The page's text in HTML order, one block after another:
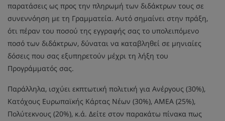
παρατάσεις ως προς την πληρωμή των διδάκτρων τους σε
συνεννόηση με τη Γραμματεία. Αυτό σημαίνει στην πράξη,
ότι πέραν του ποσού της εγγραφής σας το υπολειπόμενο
ποσό των διδάκτρων, δύναται να καταβληθεί σε μηνιαίες
δόσεις που σας εξυπηρετούν μέχρι τη λήξη του
Προγράμματός σας.
Παράλληλα, ισχύει εκπτωτική πολιτική για Ανέργους (30%),
Κατόχους Ευρωπαϊκής Κάρτας Νέων (30%), ΑΜΕΑ (25%),
Πολύτεκνους (20%), κ.ά. Δείτε στον παρακάτω πίνακα πως